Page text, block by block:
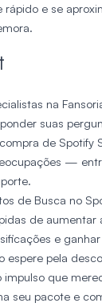
rápido e se
na
suas
de Spotify
—
de Busca no
de aumentar
e
espere pela
que
seu pacote e